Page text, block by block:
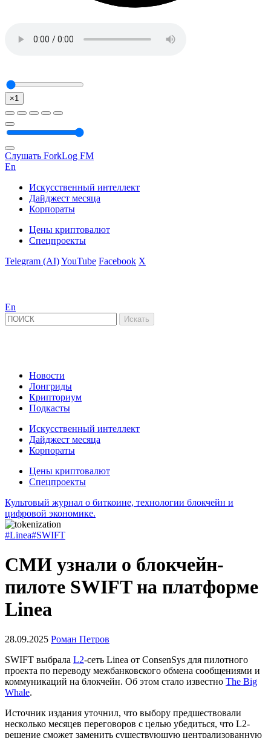
×1
Слушать ForkLog FM
En
Искусственный интеллект
Дайджест месяца
Корпораты
Цены криптовалют
Спецпроекты
Telegram (AI)YouTube Facebook X
En
Новости
Лонгриды
Крипториум
Подкасты
Искусственный интеллект
Дайджест месяца
Корпораты
Цены криптовалют
Спецпроекты
Культовый журнал о биткоине, технологии блокчейн и
цифровой экономике.
#Linea#SWIFT
СМИ узнали о блокчейн-
пилоте SWIFT на платформе
Linea
28.09.2025 Роман Петров
SWIFT выбрала L2-сеть Linea от ConsenSys для пилотного
проекта по переводу межбанковского обмена сообщениями и
коммуникаций на блокчейн. Об этом стало известно The Big
Whale.
Источник издания уточнил, что выбору предшествовали
несколько месяцев переговоров с целью убедиться, что L2-
решение сможет заменить существующую централизованную